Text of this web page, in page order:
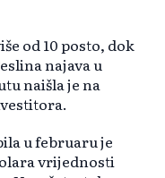
od 10 posto, dok
najava u
naišla je na
u februaru je
vrijednosti